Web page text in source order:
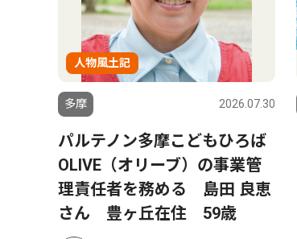
人物風土記
多摩 2026.07.30
パルテノン多摩こどもひろば
OLIVE（オリーブ）の事業管
理責任者を務める 島田 良恵
さん 豊ヶ丘在住 59歳